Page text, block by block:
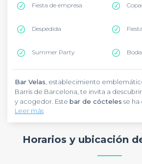
Fiesta de empresa
Despedida
Summer Party Boda
Bar Velas , establecimiento
Barris de Barcelona, te invita a
y acogedor. Este bar de cócteles se
destino preferido para celebraciones
especiales. Con una capacidad
cumpleañosyencuentros entre
Leer más
Horarios y ubicación